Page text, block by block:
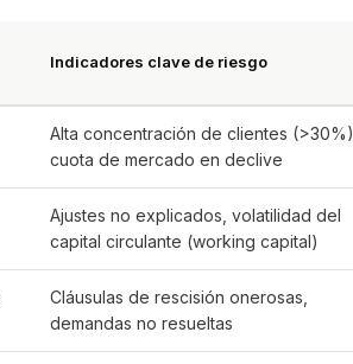
Indicadores clave de riesgo
Alta concentración de clientes (>30%),
cuota de mercado en declive
Ajustes no explicados, volatilidad del
capital circulante (working capital)
Cláusulas de rescisión onerosas,
demandas no resueltas